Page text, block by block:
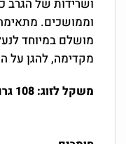
ושרידות של הגרב
וממושכים.
מושלם במיוחד
מקדימה, להגן על
משקל לזוג: 108 גרם